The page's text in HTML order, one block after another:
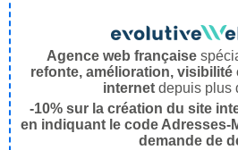
Agence web française
refonte, amélioration,
internet depuis plus
-10% sur la création du site
en indiquant le code Adresses-
demande de